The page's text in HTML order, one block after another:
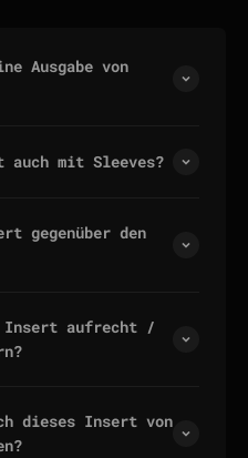
Ausgabe von
mit Sleeves?
gegenüber den
Insert aufrecht /
dieses Insert von